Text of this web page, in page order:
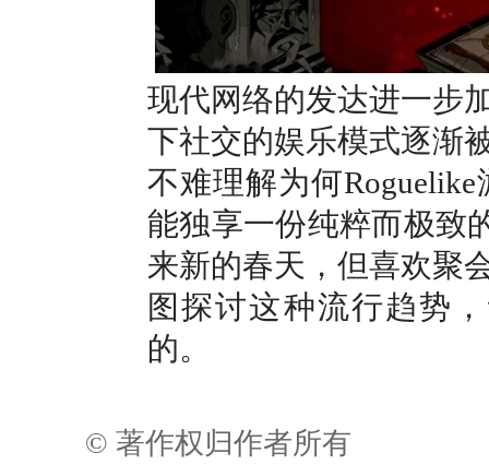
现代网络的发达进一步
下社交的娱乐模式逐渐
不难理解为何
能独享一份纯粹而极致
来新的春天，但喜欢聚
图探讨这种流行趋势
的。
© 著作权归作者所有